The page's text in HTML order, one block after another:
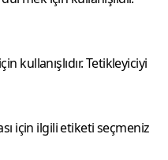
kullanışlıdır. Tetikleyiciyi
için ilgili etiketi seçmeniz